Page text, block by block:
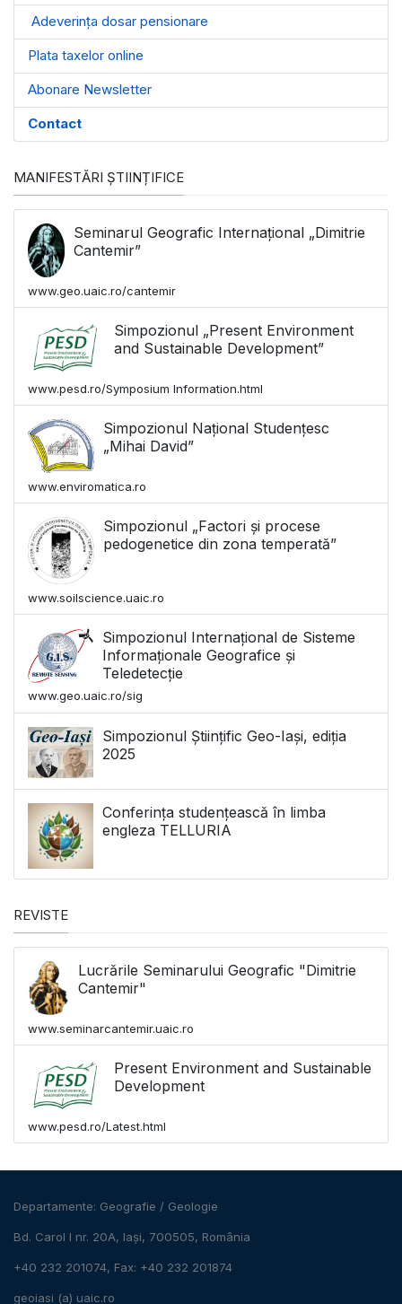
Adeverința dosar pensionare
Plata taxelor online
Abonare Newsletter
Contact
MANIFESTĂRI ȘTIINȚIFICE
Seminarul Geografic Internațional „Dimitrie
Cantemir”
www.geo.uaic.ro/cantemir
Simpozionul „Present Environment
and Sustainable Development”
www.pesd.ro/Symposium Information.html
Simpozionul Național Studențesc
„Mihai David”
www.enviromatica.ro
Simpozionul „Factori și procese
pedogenetice din zona temperată”
www.soilscience.uaic.ro
Simpozionul Internațional de Sisteme
Informaționale Geografice și
Teledetecție
www.geo.uaic.ro/sig
Simpozionul Științific Geo-Iași, ediția
2025
Conferința studențească în limba
engleza TELLURIA
REVISTE
Lucrările Seminarului Geografic "Dimitrie
Cantemir"
www.seminarcantemir.uaic.ro
Present Environment and Sustainable
Development
www.pesd.ro/Latest.html
Departamente: Geografie / Geologie
Bd. Carol I nr. 20A, Iași, 700505, România
+40 232 201074, Fax: +40 232 201874
geoiasi (a) uaic.ro